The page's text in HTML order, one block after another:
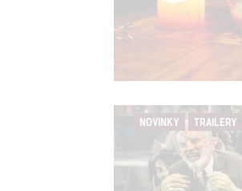
NOVINKY TRAILERY